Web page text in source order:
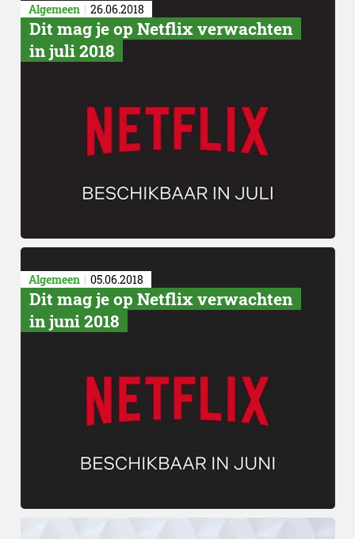
Algemeen 26.06.2018
Dit mag je op Netflix verwachten
in juli 2018
Algemeen 05.06.2018
Dit mag je op Netflix verwachten
in juni 2018